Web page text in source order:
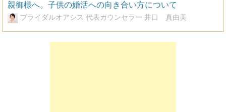
親御様へ。子供の婚活への向き合い方について
ブライダルオアシス 代表カウンセラー 井口 真由美